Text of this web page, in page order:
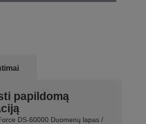
papildomą
DS-60000 Duomenų lapas /